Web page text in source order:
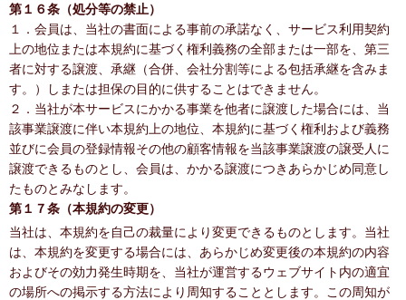
第１６条（処分等の禁止）
１．会員は、当社の書面による事前の承諾なく、サービス利用契約
上の地位または本規約に基づく権利義務の全部または一部を、第三
者に対する譲渡、承継（合併、会社分割等による包括承継を含みま
す。）しまたは担保の目的に供することはできません。
２．当社が本サービスにかかる事業を他者に譲渡した場合には、当
該事業譲渡に伴い本規約上の地位、本規約に基づく権利および義務
並びに会員の登録情報その他の顧客情報を当該事業譲渡の譲受人に
譲渡できるものとし、会員は、かかる譲渡につきあらかじめ同意し
たものとみなします。
第１７条（本規約の変更）
当社は、本規約を自己の裁量により変更できるものとします。当社
は、本規約を変更する場合には、あらかじめ変更後の本規約の内容
およびその効力発生時期を、当社が運営するウェブサイト内の適宜
の場所への掲示する方法により周知することとします。この周知が